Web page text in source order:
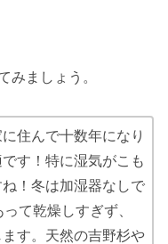
みましょう。
住んで十数年になり
す！特に湿気がこも
！冬は加湿器なしで
て乾燥しすぎず、
す。天然の吉野杉や